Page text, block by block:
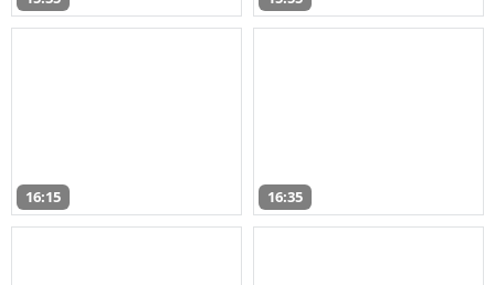
16:15 16:35